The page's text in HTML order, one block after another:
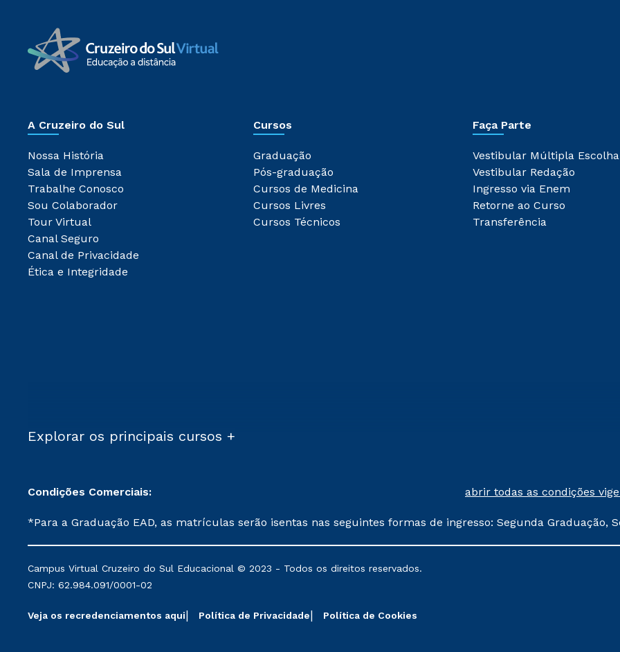
A Cruzeiro do Sul
Nossa História
Sala de Imprensa
Trabalhe Conosco
Sou Colaborador
Tour Virtual
Canal Seguro
Canal de Privacidade
Ética e Integridade
Cursos
Graduação
Pós-graduação
Cursos de Medicina
Cursos Livres
Cursos Técnicos
Faça Parte
Vestibular Múltipla Escolha
Vestibular Redação
Ingresso via Enem
Retorne ao Curso
Transferência
Explorar os principais cursos +
Condições Comerciais: abrir todas as condições
*Para a Graduação EAD, as matrículas serão isentas nas seguintes formas de ingresso: Segunda Graduação,
mantidos conforme negociação. Descontos institucionais poderão sofrer alterações nos períodos de
serviços.
Campus Virtual Cruzeiro do Sul Educacional © 2023 - Todos os direitos reservados.
CNPJ: 62.984.091/0001-02
Veja os recredenciamentos aqui Política de Privacidade Política de Cookies